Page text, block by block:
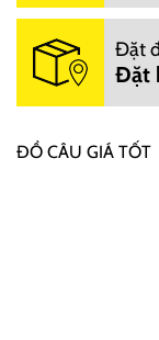
Đặt
Đặt
ĐỒ CÂU GIÁ TỐT